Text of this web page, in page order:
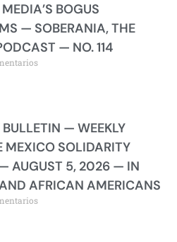
BOGUS
— SOBERANIA, THE
— NO. 114
— WEEKLY
MEXICO SOLIDARITY
AUGUST 5, 2026 — IN
AFRICAN AMERICANS